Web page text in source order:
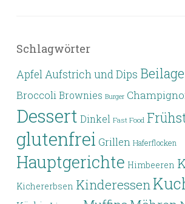
Schlagwörter
ApfelAufstrich und Dips Beilage
Broccoli Brownies Burger
Dessert Dinkel Fast Food
glutenfrei Grillen Haferflocken
Hauptgerichte Himbeeren
Kichererbsen Kinderessen